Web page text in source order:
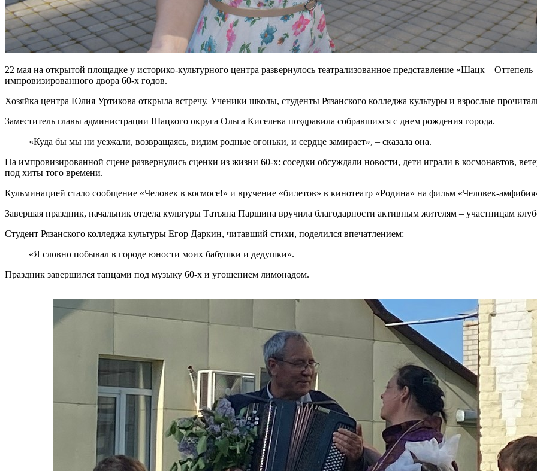
22 мая на открытой площадке у историко-культурного центра развернулось театрализованное представление «Шацк –
импровизированного двора 60-х годов.
Хозяйка центра Юлия Уртикова открыла встречу. Ученики школы, студенты Рязанского колледжа культуры и взрослые
Заместитель главы администрации Шацкого округа Ольга Киселева поздравила собравшихся с днем рождения города.
«Куда бы мы ни уезжали, возвращаясь, видим родные огоньки, и сердце замирает», – сказала она.
На импровизированной сцене развернулись сценки из жизни 60-х: соседки обсуждали новости, дети играли в космонавтов,
под хиты того времени.
Кульминацией стало сообщение «Человек в космосе!» и вручение «билетов» в кинотеатр «Родина» на фильм «Человек-
Завершая праздник, начальник отдела культуры Татьяна Паршина вручила благодарности активным жителям – участницам
Студент Рязанского колледжа культуры Егор Даркин, читавший стихи, поделился впечатлением:
«Я словно побывал в городе юности моих бабушки и дедушки».
Праздник завершился танцами под музыку 60-х и угощением лимонадом.